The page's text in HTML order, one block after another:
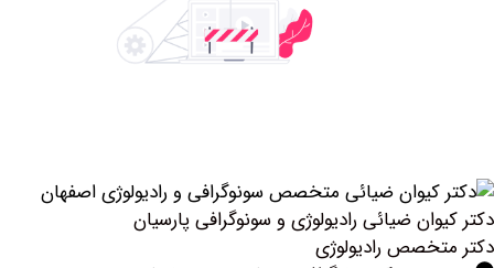
ضیائی رادیولوژی و سونوگرافی پارسیان
رادیولوژی